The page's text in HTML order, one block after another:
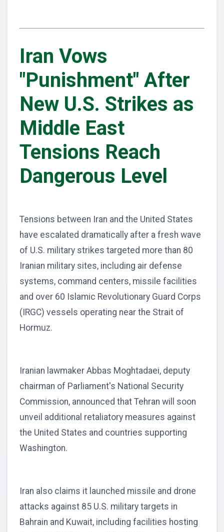
Iran Vows
"Punishment" After
New U.S. Strikes as
Middle East
Tensions Reach
Dangerous Level
Tensions between Iran and the United States
have escalated dramatically after a fresh wave
of U.S. military strikes targeted more than 80
Iranian military sites, including air defense
systems, command centers, missile facilities
and over 60 Islamic Revolutionary Guard Corps
(IRGC) vessels operating near the Strait of
Hormuz.
Iranian lawmaker Abbas Moghtadaei, deputy
chairman of Parliament's National Security
Commission, announced that Tehran will soon
unveil additional retaliatory measures against
the United States and countries supporting
Washington.
Iran also claims it launched missile and drone
attacks against 85 U.S. military targets in
Bahrain and Kuwait, including facilities hosting